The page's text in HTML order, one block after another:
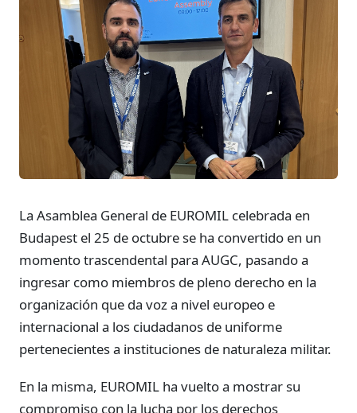
La Asamblea General de EUROMIL celebrada en
Budapest el 25 de octubre se ha convertido en un
momento trascendental para AUGC, pasando a
ingresar como miembros de pleno derecho en la
organización que da voz a nivel europeo e
internacional a los ciudadanos de uniforme
pertenecientes a instituciones de naturaleza militar.
En la misma, EUROMIL ha vuelto a mostrar su
compromiso con la lucha por los derechos